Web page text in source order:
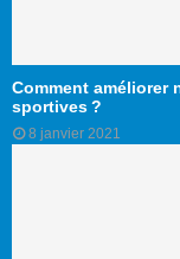
Comment améliorer
sportives ?
8 janvier 2021